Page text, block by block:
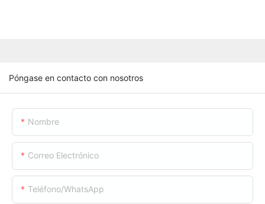
Póngase en contacto con nosotros
Nombre
Correo Electrónico
Teléfono/WhatsApp